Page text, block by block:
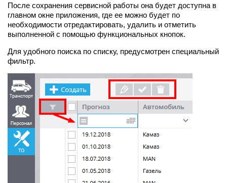
После сохранения сервисной работы она будет доступна в
главном окне приложения, где ее можно будет по
необходимости отредактировать, удалить и отметить
выполненной с помощью функциональных кнопок.
Для удобного поиска по списку, предусмотрен специальный
фильтр.